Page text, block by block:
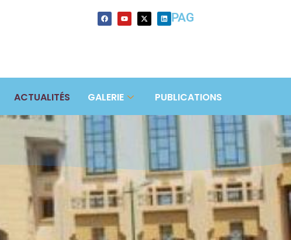
PAG
ACTUALITÉS GALERIE PUBLICATIONS